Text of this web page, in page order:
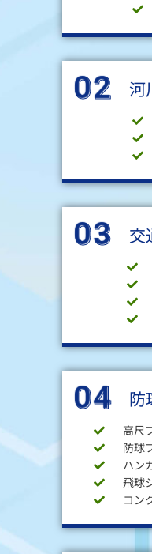
02 河
03 交
04 防
高尺
防球
ハン
飛球
コン